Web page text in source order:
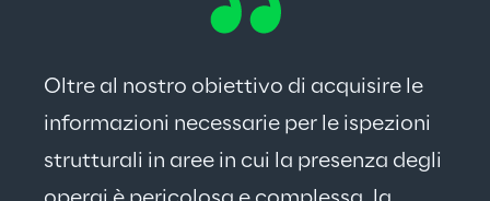
Oltre al nostro obiettivo di acquisire le
informazioni necessarie per le ispezioni
strutturali in aree in cui la presenza degli